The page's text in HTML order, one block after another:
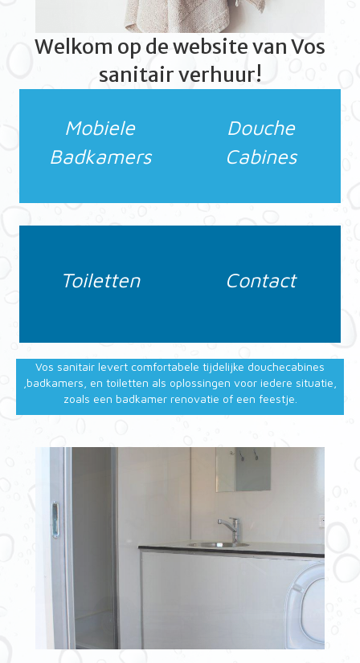
Welkom op de website van Vos
sanitair verhuur!
Mobiele
Badkamers
Toiletten
Douche
Cabines
Contact
Vos sanitair levert comfortabele tijdelijke douchecabines
,badkamers, en toiletten als oplossingen voor iedere situatie,
zoals een badkamer renovatie of een feestje.